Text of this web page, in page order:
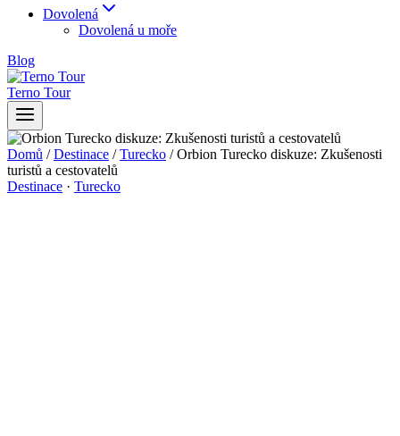
Dovolená
Dovolená u moře
Blog
Terno Tour
Domů / Destinace / Turecko / Orbion Turecko diskuze: Zkušenosti
turistů a cestovatelů
Destinace · Turecko